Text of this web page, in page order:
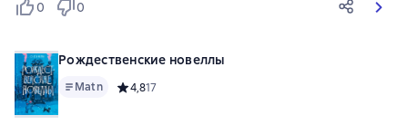
0 0
Рождественские новеллы
Matn Средний рейтинг 4,8 на основе 17 оценок
4,817